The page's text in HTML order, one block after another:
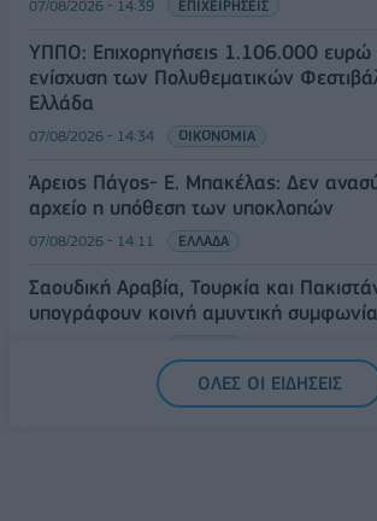
07/08/2026 - 14:39 ΕΠΙΧΕΙΡΗΣΕΙΣ
ΥΠΠΟ: Επιχορηγήσεις 1.106.000 ευρώ
ενίσχυση των Πολυθεματικών
Ελλάδα
07/08/2026 - 14:34 ΟΙΚΟΝΟΜΙΑ
Άρειος Πάγος- Ε. Μπακέλας: Δεν
αρχείο η υπόθεση των υποκλοπών
07/08/2026 - 14:11 ΕΛΛΑΔΑ
Σαουδική Αραβία, Τουρκία και
υπογράφουν κοινή αμυντική συμφωνία
ΟΛΕΣ ΟΙ ΕΙΔΗΣΕΙΣ